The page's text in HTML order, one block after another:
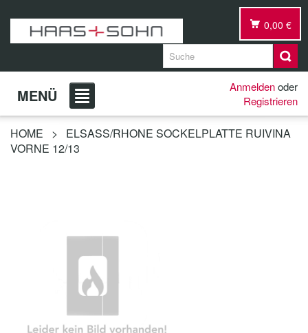
0,00 €
MENÜ Anmeldenoder
Registrieren
HOME >
ELSASS/RHONE SOCKELPLATTE RUIVINA
VORNE 12/13